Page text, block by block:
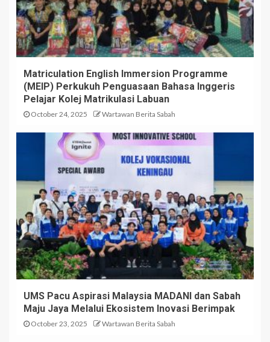
Matriculation English Immersion Programme
(MEIP) Perkukuh Penguasaan Bahasa Inggeris
Pelajar Kolej Matrikulasi Labuan
October 24, 2025 Wartawan Berita Sabah
UMS Pacu Aspirasi Malaysia MADANI dan Sabah
Maju Jaya Melalui Ekosistem Inovasi Berimpak
October 23, 2025 Wartawan Berita Sabah